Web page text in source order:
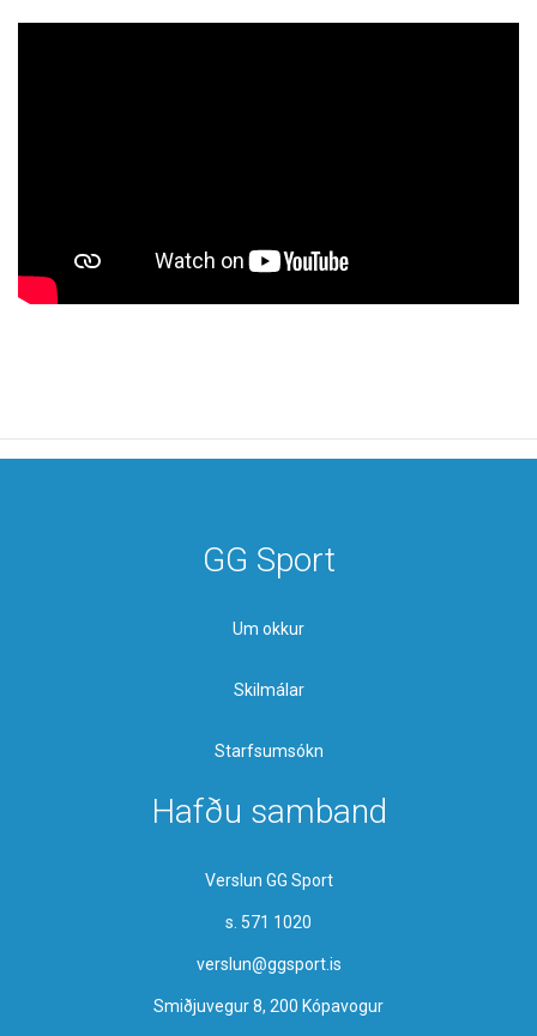
GG Sport
Um okkur
Skilmálar
Starfsumsókn
Hafðu samband
Verslun GG Sport
s. 571 1020
verslun@ggsport.is
Smiðjuvegur 8, 200 Kópavogur